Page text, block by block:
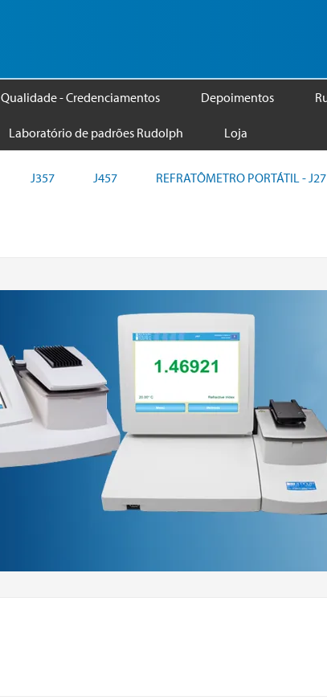
Qualidade - Credenciamentos Depoimentos
Laboratório de padrões Rudolph Loja
J357 J457 REFRATÔMETRO PORTÁTIL - J27